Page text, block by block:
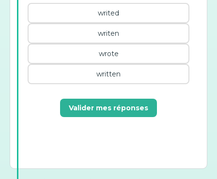
writed
writen
wrote
written
Valider mes réponses